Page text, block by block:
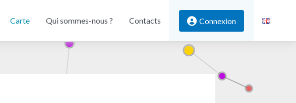
Carte Qui sommes-nous ? Contacts Connexion